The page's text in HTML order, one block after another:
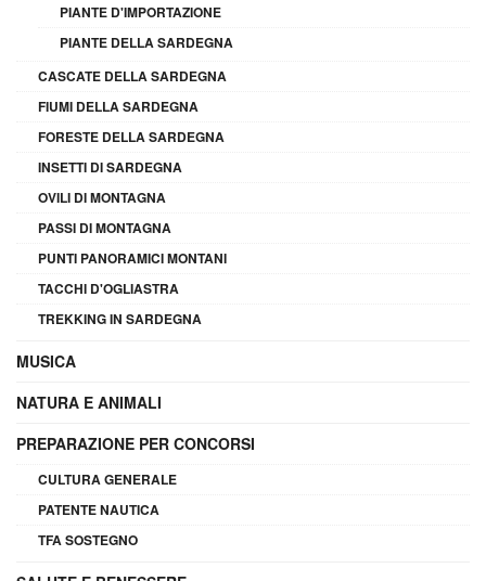
PIANTE D'IMPORTAZIONE
PIANTE DELLA SARDEGNA
CASCATE DELLA SARDEGNA
FIUMI DELLA SARDEGNA
FORESTE DELLA SARDEGNA
INSETTI DI SARDEGNA
OVILI DI MONTAGNA
PASSI DI MONTAGNA
PUNTI PANORAMICI MONTANI
TACCHI D'OGLIASTRA
TREKKING IN SARDEGNA
MUSICA
NATURA E ANIMALI
PREPARAZIONE PER CONCORSI
CULTURA GENERALE
PATENTE NAUTICA
TFA SOSTEGNO